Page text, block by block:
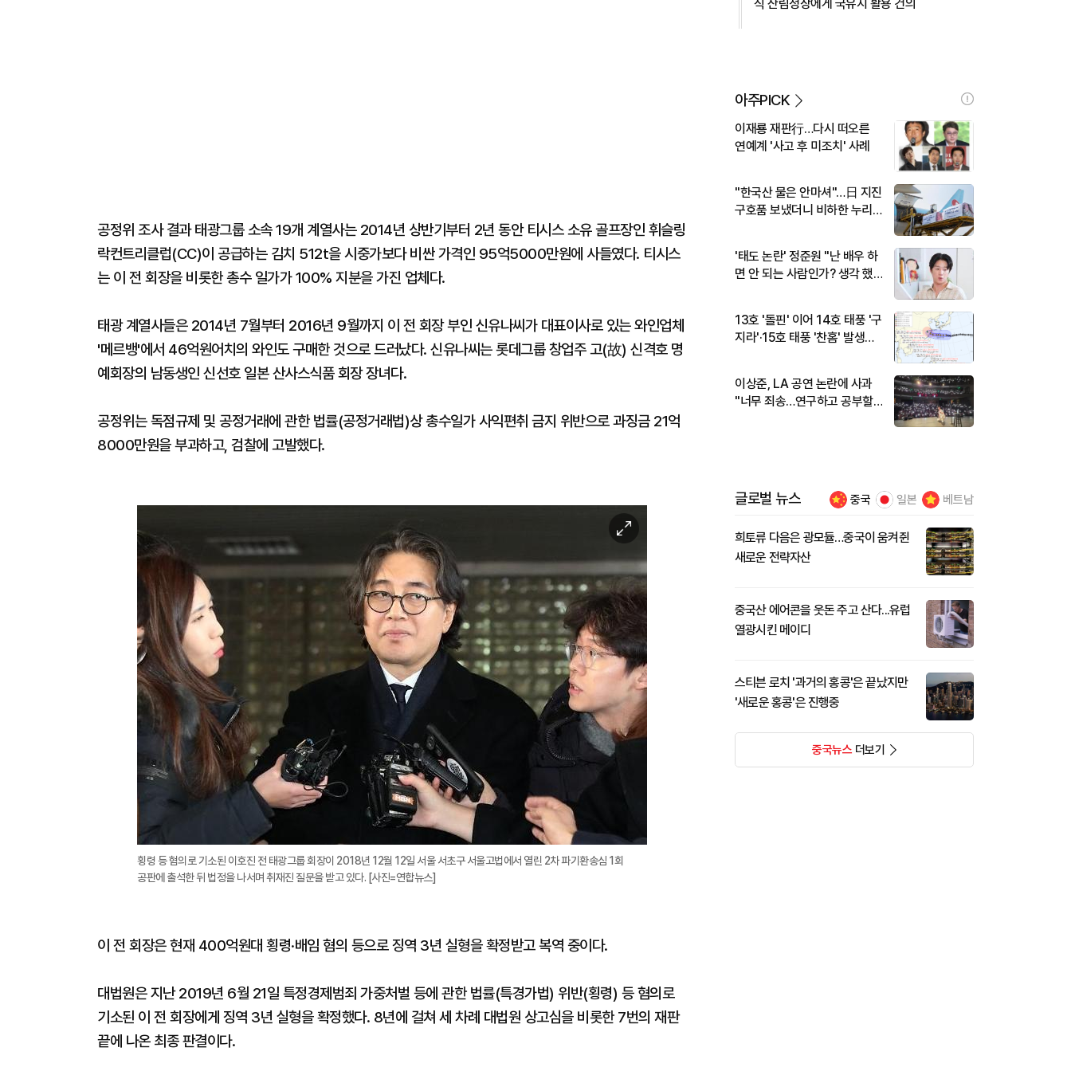
공정위 조사 결과 태광그룹 소속 19개 계열사는 2014년 상반기부터 2년 동안 티시스 소유 골프장인 휘슬링
락컨트리클럽(CC)이 공급하는 김치 512t을 시중가보다 비싼 가격인 95억5000만원에 사들였다. 티시스
는 이 전 회장을 비롯한 총수 일가가 100% 지분을 가진 업체다.
태광 계열사들은 2014년 7월부터 2016년 9월까지 이 전 회장 부인 신유나씨가 대표이사로 있는 와인업체
'메르뱅'에서 46억원어치의 와인도 구매한 것으로 드러났다. 신유나씨는 롯데그룹 창업주 고(故) 신격호 명
예회장의 남동생인 신선호 일본 산사스식품 회장 장녀다.
공정위는 독점규제 및 공정거래에 관한 법률(공정거래법)상 총수일가 사익편취 금지 위반으로 과징금 21억
8000만원을 부과하고, 검찰에 고발했다.
이
미
지
확
대
횡령 등 혐의로 기소된 이호진 전 태광그룹 회장이 2018년 12월 12일 서울 서초구 서울고법에서 열린 2차 파기환송심 1회
공판에 출석한 뒤 법정을 나서며 취재진 질문을 받고 있다. [사진=연합뉴스]
이 전 회장은 현재 400억원대 횡령·배임 혐의 등으로 징역 3년 실형을 확정받고 복역 중이다.
대법원은 지난 2019년 6월 21일 특정경제범죄 가중처벌 등에 관한 법률(특경가법) 위반(횡령) 등 혐의로
기소된 이 전 회장에게 징역 3년 실형을 확정했다. 8년에 걸쳐 세 차례 대법원 상고심을 비롯한 7번의 재판
끝에 나온 최종 판결이다.
식 산림청장에게 국유지 활용 건의
아주PICK
이재룡 재판行…다시 떠오른
연예계 '사고 후 미조치' 사례
"한국산 물은 안마셔"…日 지진
구호품 보냈더니 비하한 누리
'태도 논란' 정준원 "난 배우 하
면 안 되는 사람인가? 생각 했
13호 '돌핀' 이어 14호 태풍 '구
지라'·15호 태풍 '찬홈' 발생…
이상준, LA 공연 논란에 사과
"너무 죄송…연구하고 공부할
글로벌 뉴스 중국 일본 베트남
희토류 다음은 광모듈…중국이 움켜쥔
새로운 전략자산
중국산 에어콘을 웃돈 주고 산다...유럽
열광시킨 메이디
스티븐 로치 '과거의 홍콩'은 끝났지만
'새로운 홍콩'은 진행중
중국뉴스더보기